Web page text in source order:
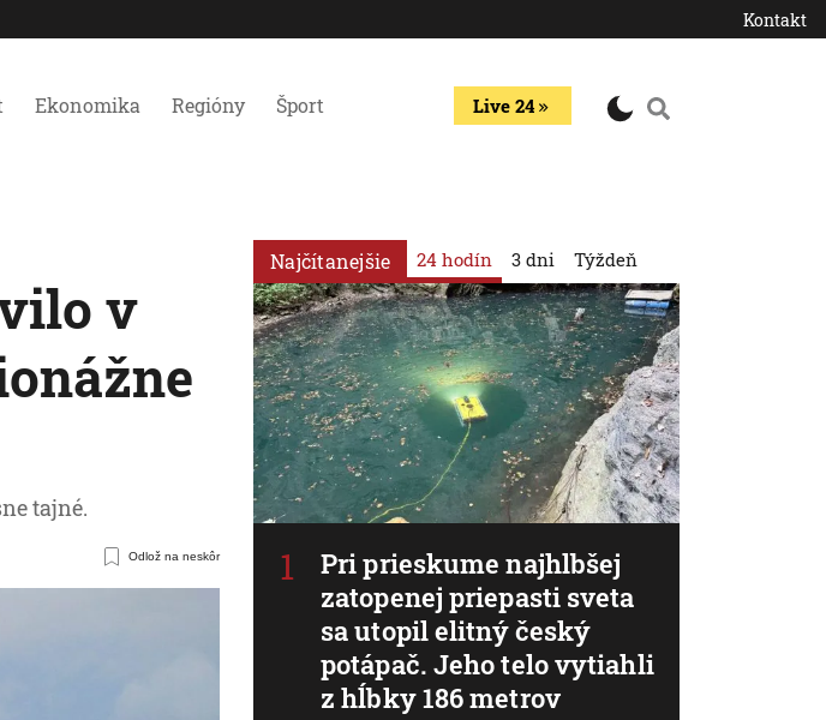
Kontakt
Ekonomika Regióny Šport Live 24
v
tajné.
Odlož na neskôr
Najčítanejšie 24 hodín
Pri prieskume najhlbšej
zatopenej priepasti sveta
sa utopil elitný český
potápač. Jeho telo vytiahli
z hĺbky 186 metrov
3 dni Týždeň